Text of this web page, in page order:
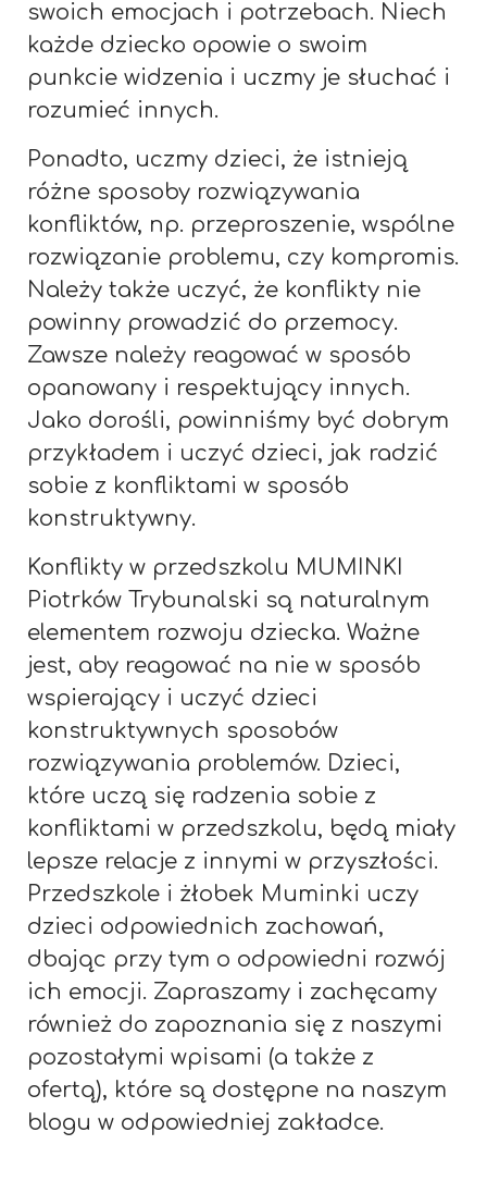
swoich emocjach i potrzebach. Niech
każde dziecko opowie o swoim
punkcie widzenia i uczmy je słuchać i
rozumieć innych.
Ponadto, uczmy dzieci, że istnieją
różne sposoby rozwiązywania
konfliktów, np. przeproszenie, wspólne
rozwiązanie problemu, czy kompromis.
Należy także uczyć, że konflikty nie
powinny prowadzić do przemocy.
Zawsze należy reagować w sposób
opanowany i respektujący innych.
Jako dorośli, powinniśmy być dobrym
przykładem i uczyć dzieci, jak radzić
sobie z konfliktami w sposób
konstruktywny.
Konflikty w przedszkolu MUMINKI
Piotrków Trybunalski są naturalnym
elementem rozwoju dziecka. Ważne
jest, aby reagować na nie w sposób
wspierający i uczyć dzieci
konstruktywnych sposobów
rozwiązywania problemów. Dzieci,
które uczą się radzenia sobie z
konfliktami w przedszkolu, będą miały
lepsze relacje z innymi w przyszłości.
Przedszkole i żłobek Muminki uczy
dzieci odpowiednich zachowań,
dbając przy tym o odpowiedni rozwój
ich emocji. Zapraszamy i zachęcamy
również do zapoznania się z naszymi
pozostałymi wpisami (a także z
ofertą), które są dostępne na naszym
blogu w odpowiedniej zakładce.